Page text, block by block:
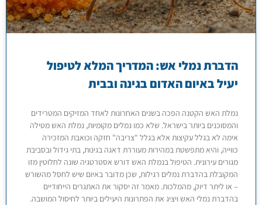
הדברת נמלי אש: המדריך המלא לטיפול
יעיל באיום האדום בגינה ובבית
נמלת האש הקטנה הפכה בשנים האחרונות לאחד המזיקים המטרידים
והמסוכנים ביותר בישראל. שלא כמו נמלים מקומיות, נמלת האש מטילה
אימה לא בגלל עקיצות אלא בגלל "צריבה" חזקה וכואבת המזכירה
כווייה, והיא מתפשטת במהירות מעוררת דאגה בגינות, בתי גידול ובסביבת
מגורים עירונית. הטיפול בנמלת האש דורש אסטרטגיה שונה לחלוטין מזו
המקובלת בהדברת נמלים רגילות, שכן מדובר באיום שיש לחסל מהשורש
– או ליתר דיוק, מהמלכות. מאמר זה יסקור את האתגרים הייחודיים
בהדברת נמלי האש ויציג את הפתרונות היעילים ביותר לחיסול המושבה.